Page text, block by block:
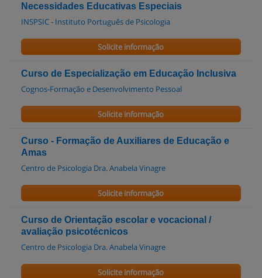
Necessidades Educativas Especiais
INSPSIC - Instituto Português de Psicologia
Solicite informação
Curso de Especialização em Educação Inclusiva
Cognos-Formação e Desenvolvimento Pessoal
Solicite informação
Curso - Formação de Auxiliares de Educação e
Amas
Centro de Psicologia Dra. Anabela Vinagre
Solicite informação
Curso de Orientação escolar e vocacional /
avaliação psicotécnicos
Centro de Psicologia Dra. Anabela Vinagre
Solicite informação